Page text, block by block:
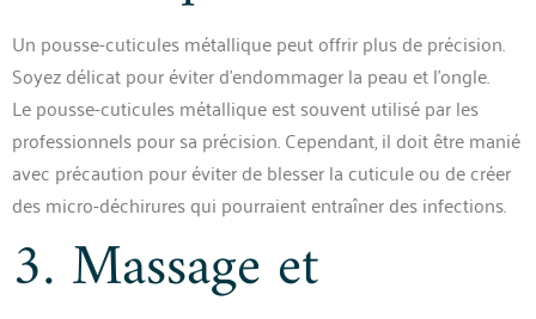
Un pousse-cuticules métallique peut offrir plus de précision.
Soyez délicat pour éviter d’endommager la peau et l’ongle.
Le pousse-cuticules métallique est souvent utilisé par les
professionnels pour sa précision. Cependant, il doit être manié
avec précaution pour éviter de blesser la cuticule ou de créer
des micro-déchirures qui pourraient entraîner des infections.
3. Massage et